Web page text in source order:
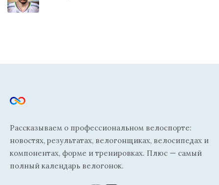
Рассказываем о профессиональном велоспорте:
новостях, результатах, велогонщиках, велосипедах и
компонентах, форме и тренировках. Плюс — самый
полный календарь велогонок.